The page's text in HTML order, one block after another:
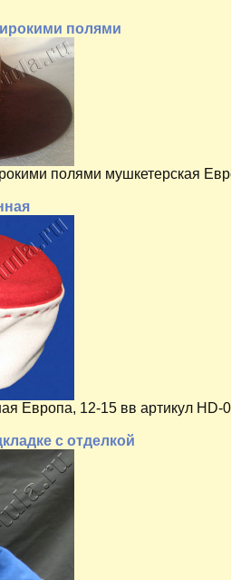
полями
полями мушкетерская
Европа, 12-15 вв артикул HD-
с отделкой